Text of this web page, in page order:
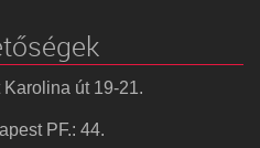
út 19-21.
PF.: 44.